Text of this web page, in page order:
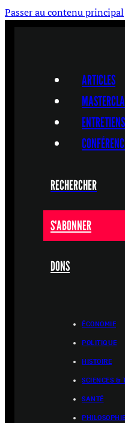
Passer au contenu principal
ARTICLES
ENTRETIENS
RECHERCHER
S'ABONNER
DONS
ÉCONOMIE
POLITIQUE
HISTOIRE
SCIENCES &
SANTÉ
PHILOSOPHIE